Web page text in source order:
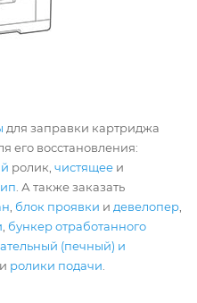
для заправки картриджа
его восстановления:
ролик, чистящее и
. А также заказать
блок проявки и девелопер
бункер отработанного
(печный) и
и ролики подачи